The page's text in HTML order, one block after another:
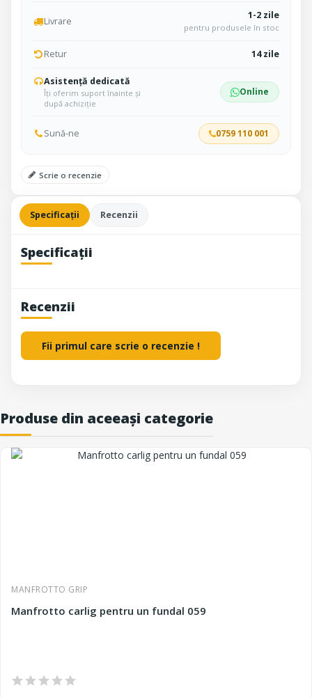
Livrare 1-2 zile
pentru produsele în stoc
Retur 14 zile
Asistență dedicată
Îți oferim suport înainte și
după achiziție
Online
Sună-ne 0759 110 001
Scrie o recenzie
Specificații Recenzii
Specificații
Recenzii
Fii primul care scrie o recenzie !
Produse din aceeași categorie
MANFROTTO GRIP
Manfrotto carlig pentru un fundal 059